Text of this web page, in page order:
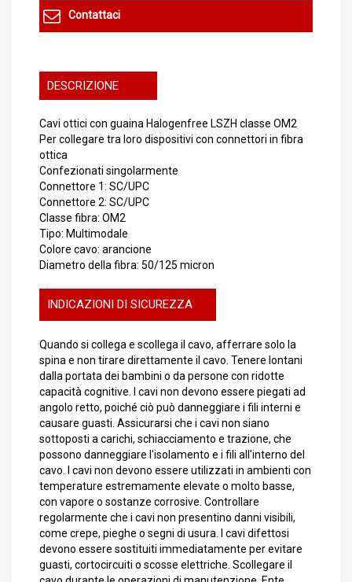
Contattaci
DESCRIZIONE
Cavi ottici con guaina Halogenfree LSZH classe OM2
Per collegare tra loro dispositivi con connettori in fibra
ottica
Confezionati singolarmente
Connettore 1: SC/UPC
Connettore 2: SC/UPC
Classe fibra: OM2
Tipo: Multimodale
Colore cavo: arancione
Diametro della fibra: 50/125 micron
INDICAZIONI DI SICUREZZA
Quando si collega e scollega il cavo, afferrare solo la
spina e non tirare direttamente il cavo. Tenere lontani
dalla portata dei bambini o da persone con ridotte
capacità cognitive. I cavi non devono essere piegati ad
angolo retto, poiché ciò può danneggiare i fili interni e
causare guasti. Assicurarsi che i cavi non siano
sottoposti a carichi, schiacciamento e trazione, che
possono danneggiare l'isolamento e i fili all'interno del
cavo. I cavi non devono essere utilizzati in ambienti con
temperature estremamente elevate o molto basse,
con vapore o sostanze corrosive. Controllare
regolarmente che i cavi non presentino danni visibili,
come crepe, pieghe o segni di usura. I cavi difettosi
devono essere sostituiti immediatamente per evitare
guasti, cortocircuiti o scosse elettriche. Scollegare il